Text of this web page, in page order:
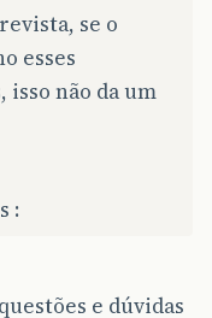
se o
esses
não da um
:
e dúvidas